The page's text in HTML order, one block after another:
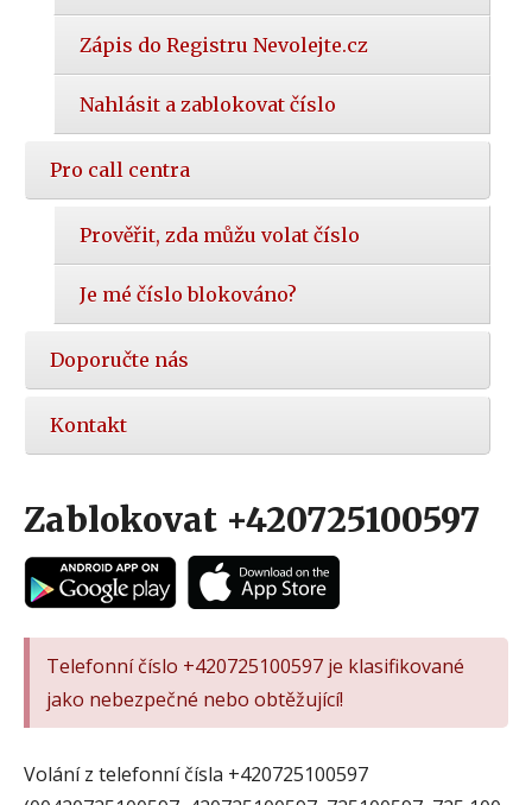
Zápis do Registru Nevolejte.cz
Nahlásit a zablokovat číslo
Pro call centra
Prověřit, zda můžu volat číslo
Je mé číslo blokováno?
Doporučte nás
Kontakt
Zablokovat +420725100597
Telefonní číslo +420725100597 je klasifikované
jako nebezpečné nebo obtěžující!
Volání z telefonní čísla +420725100597